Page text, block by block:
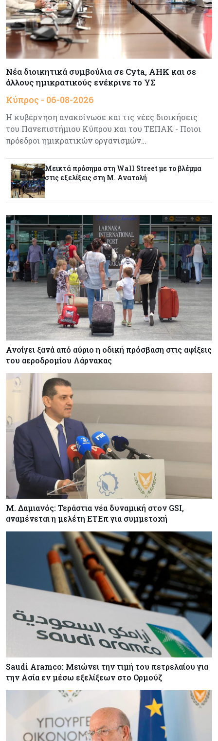
Intel – Ξεπέρασε τις εκτιμήσεις εν αναμονή της
εισαγωγής της OpenAI
Κύπρος 06-08-2026
Καύσιμα και στέγαση κράτησαν τον πληθωρισμό
Κύπρος
– Ολοκληρώθηκε η διαδικασία ανάθεσης των
υποστατικών
Ούτε άσπρος ούτε μαύρος καπνός για
κουρεμένους - Δεν έκλεισε η πόρτα για δεύτερη
Τσαρλς Έλληνας για GSI: «Καταντήσαμε να
είμαστε θεατές» - Πώς η Meridiam αλλάζει τα
δεδομένα
Crypto 06-08-2026
Crypto: Πώς οι απατεώνες εκμεταλλεύονται τις
αλλαγές της ευρωπαϊκής νομοθεσίας
Κόσμος 06-08-2026
Ο 24χρονος «Νοστράδαμος» της AI είχε δίκαιο
για όλα. Κι όμως έχασε (σχεδόν) τα πάντα
Κόσμος 06-08-2026
Η Ινδία ανεβάζει ταχύτητα στη διάλυση πλοίων
– Στο 35,4% το παγκόσμιο μερίδιό της
Κύπρος
ΠτΔ: Υπεράνω όλων το δημόσιο συμφέρον – Όλα
όσα έγιναν στην τελετή διαβεβαίωσης των
νέων μελών της κυβέρνησης
Νέα διοικητικά συμβούλια σε Cyta, AHK και σε
άλλους ημικρατικούς ενέκρινε το ΥΣ
Κύπρος - 06-08-2026
Η κυβέρνηση ανακοίνωσε και τις νέες διοικήσεις
του Πανεπιστήμιου Κύπρου και του ΤΕΠΑΚ - Ποιοι
πρόεδροι ημικρατικών οργανισμών…
Μεικτά πρόσημα στη Wall Street με το βλέμμα
στις εξελίξεις στη Μ. Ανατολή
Ανοίγει ξανά από αύριο η οδική πρόσβαση στις αφίξεις
του αεροδρομίου Λάρνακας
Μ. Δαμιανός: Τεράστια νέα δυναμική στον GSI,
αναμένεται η μελέτη ΕΤΕπ για συμμετοχή
Saudi Aramco: Μειώνει την τιμή του πετρελαίου για
την Ασία εν μέσω εξελίξεων στο Ορμούζ